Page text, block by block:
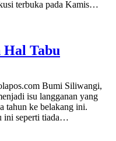
terbuka pada Kamis…
Hal Tabu
Bumi Siliwangi,
isu langganan yang
tahun ke belakang ini.
ini seperti tiada…